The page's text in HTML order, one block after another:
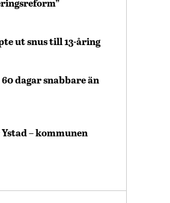
ut snus till 13-åring
dagar snabbare än
– kommunen